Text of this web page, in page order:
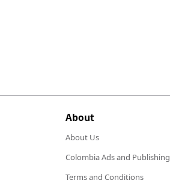
About
About Us
Colombia Ads and Publishing
Terms and Conditions